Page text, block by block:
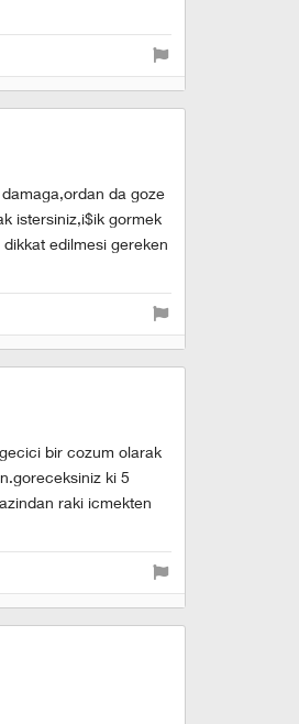
da goze
istersiniz,i$ik gormek
edilmesi gereken
bir cozum olarak
ki 5
raki icmekten